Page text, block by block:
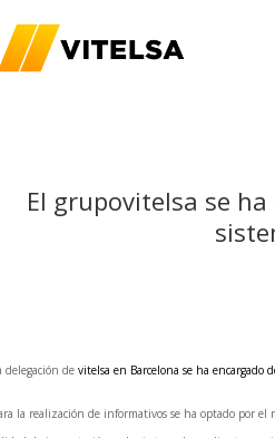
El grupovitelsa se
delegación devitelsaen Barcelona se ha
la realización de informativos se ha optado por